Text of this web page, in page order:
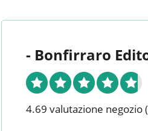
- Bonfirraro
4.69 valutazione negozio